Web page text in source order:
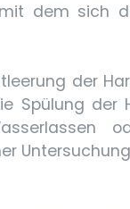
dem sich
der
Spülung der